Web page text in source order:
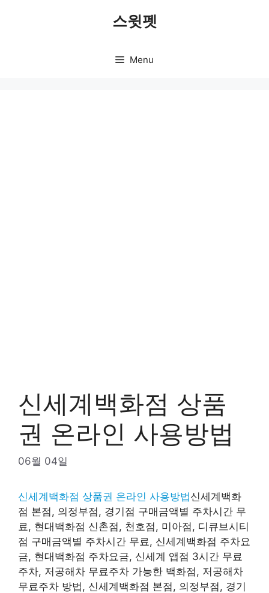
스윗펫
Menu
신세계백화점 상품
권 온라인 사용방법
06월 04일
신세계백화점 상품권 온라인 사용방법신세계백화
점 본점, 의정부점, 경기점 구매금액별 주차시간 무
료, 현대백화점 신촌점, 천호점, 미아점, 디큐브시티
점 구매금액별 주차시간 무료, 신세계백화점 주차요
금, 현대백화점 주차요금, 신세계 앱점 3시간 무료
주차, 저공해차 무료주차 가능한 백화점, 저공해차
무료주차 방법, 신세계백화점 본점, 의정부점, 경기